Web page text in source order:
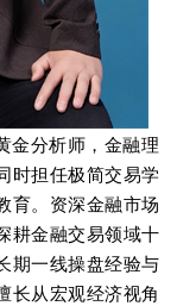
金分析师，金融理
时担任极简交易学
育。资深金融市场
耕金融交易领域十
期一线操盘经验与
长从宏观经济视角